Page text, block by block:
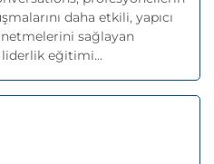
daha etkili, yapıcı
sağlayan
eğitimi...